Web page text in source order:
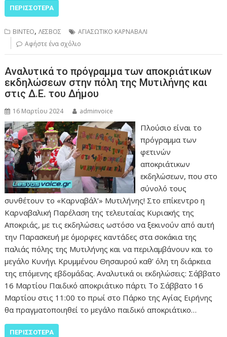
ΠΕΡΙΣΣΌΤΕΡΑ
ΒΙΝΤΕΟ,ΛΕΣΒΟΣ
ΑΓΙΑΣΩΤΙΚΟ ΚΑΡΝΑΒΑΛΙ
Αφήστε ένα σχόλιο
Αναλυτικά το πρόγραμμα των αποκριάτικων
εκδηλώσεων στην πόλη της Μυτιλήνης και
στις Δ.Ε. του Δήμου
16 Μαρτίου 2024 adminvoice
Πλούσιο είναι το
πρόγραμμα των
φετινών
αποκριάτικων
εκδηλώσεων, που στο
σύνολό τους
συνθέτουν το «Καρναβάλ’» Μυτιλήνης! Στο επίκεντρο η
Καρναβαλική Παρέλαση της τελευταίας Κυριακής της
Αποκριάς, με τις εκδηλώσεις ωστόσο να ξεκινούν από αυτή
την Παρασκευή με όμορφες καντάδες στα σοκάκια της
παλιάς πόλης της Μυτιλήνης και να περιλαμβάνουν και το
μεγάλο Κυνήγι Κρυμμένου Θησαυρού καθ’ όλη τη διάρκεια
της επόμενης εβδομάδας. Αναλυτικά οι εκδηλώσεις: Σάββατο
16 Μαρτίου Παιδικό αποκριάτικο πάρτι Το Σάββατο 16
Μαρτίου στις 11:00 το πρωί στο Πάρκο της Αγίας Ειρήνης
θα πραγματοποιηθεί το μεγάλο παιδικό αποκριάτικο…
ΠΕΡΙΣΣΌΤΕΡΑ